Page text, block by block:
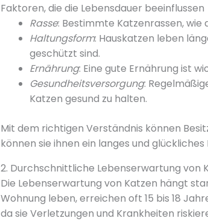
Faktoren, die die Lebensdauer beeinflussen
Rasse: Bestimmte Katzenrassen, wie
Haltungsform: Hauskatzen leben
geschützt sind.
Ernährung: Eine gute Ernährung ist
Gesundheitsversorgung:
Katzen gesund zu halten.
Mit dem richtigen Verständnis können
können sie ihnen ein langes und
2. Durchschnittliche Lebenserwartung von
Die Lebenserwartung von Katzen hängt
Wohnung leben, erreichen oft 15 bis 18
da sie Verletzungen und Krankheiten